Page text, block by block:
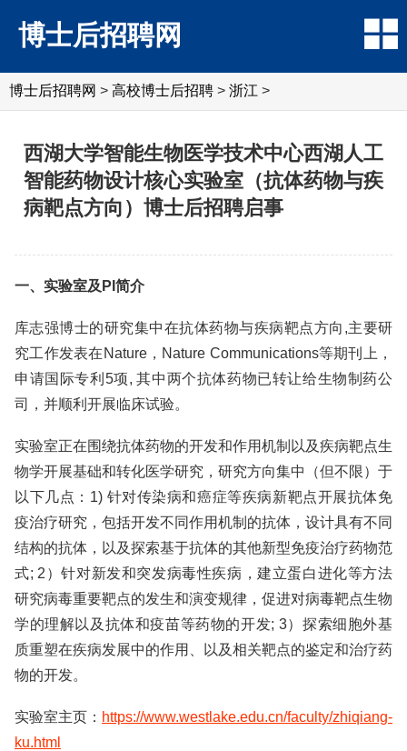
博士后招聘网
博士后招聘网 > 高校博士后招聘 > 浙江 >
西湖大学智能生物医学技术中心西湖人工
智能药物设计核心实验室（抗体药物与疾
病靶点方向）博士后招聘启事
一、实验室及PI简介
库志强博士的研究集中在抗体药物与疾病靶点方向,主要研
究工作发表在Nature，Nature Communications等期刊上，
申请国际专利5项, 其中两个抗体药物已转让给生物制药公
司，并顺利开展临床试验。
实验室正在围绕抗体药物的开发和作用机制以及疾病靶点生
物学开展基础和转化医学研究，研究方向集中（但不限）于
以下几点：1) 针对传染病和癌症等疾病新靶点开展抗体免
疫治疗研究，包括开发不同作用机制的抗体，设计具有不同
结构的抗体，以及探索基于抗体的其他新型免疫治疗药物范
式; 2）针对新发和突发病毒性疾病，建立蛋白进化等方法
研究病毒重要靶点的发生和演变规律，促进对病毒靶点生物
学的理解以及抗体和疫苗等药物的开发; 3）探索细胞外基
质重塑在疾病发展中的作用、以及相关靶点的鉴定和治疗药
物的开发。
实验室主页： https://www.westlake.edu.cn/faculty/zhiqiang-
ku.html